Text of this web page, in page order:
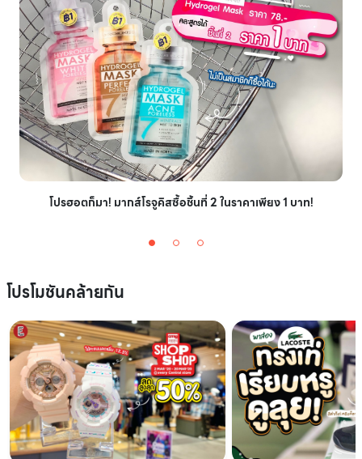
โปรฮอตก็มา! มากส์โรจูคิสซื้อชิ้นที่ 2 ในราคาเพียง 1 บาท!
โปรโมชันคล้ายกัน